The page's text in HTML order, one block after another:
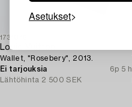
Asetukset
1731046
Louis Vuitton
Wallet, "Rosebery", 2013.
Ei tarjouksia
6p 5 h
Lähtöhinta 2 500 SEK